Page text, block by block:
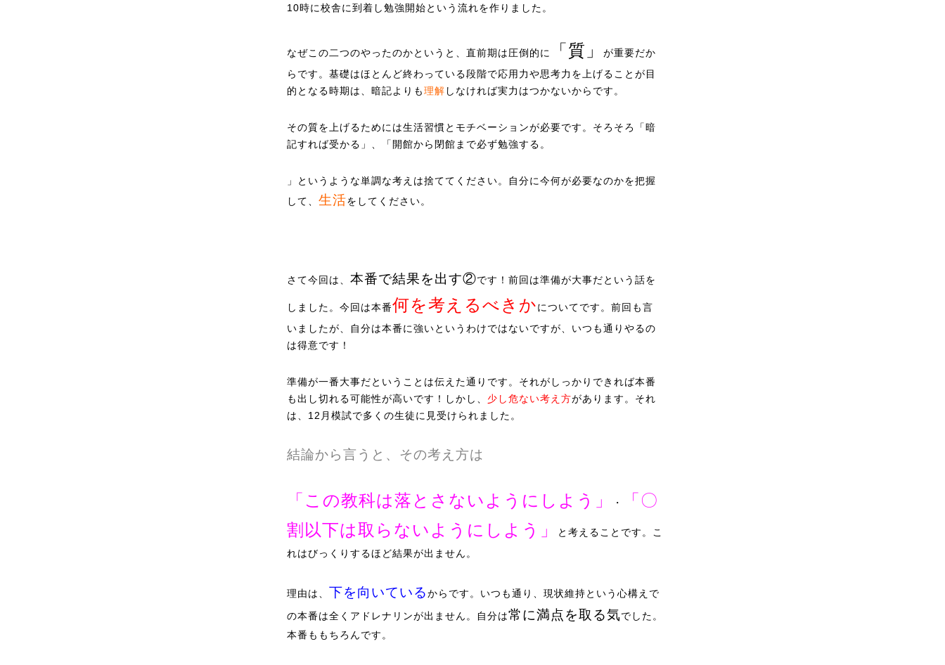
10時に校舎に到着し勉強開始という流れを作りました。
なぜこの二つのやったのかというと、直前期は圧倒的に 「質」
が重要だか
らです。基礎はほとんど終わっている段階で応用力や思考力を上げることが目
的となる時期は、暗記よりも理解 しなければ実力はつかないからです。
その質を上げるためには生活習慣とモチベーションが必要です。そろそろ「暗
記すれば受かる」、「開館から閉館まで必ず勉強する。
」というような単調な考えは捨ててください。自分に今何が必要なのかを把握
して、 生活をしてください。
さて今回は、 本番で結果を出す②です！前回は準備が大事だという話を
しました。今回は本番何を考えるべきかについてです。前回も言
いましたが、自分は本番に強いというわけではないですが、いつも通りやるの
は得意です！
準備が一番大事だということは伝えた通りです。それがしっかりできれば本番
も出し切れる可能性が高いです！しかし、 少し危ない考え方があります。それ
は、12月模試で多くの生徒に見受けられました。
結論から言うと、その考え方は
「この教科は落とさないようにしよう」 ・
「〇
割以下は取らないようにしよう」
と考えることです。こ
れはびっくりするほど結果が出ません。
理由は、 下を向いているからです。いつも通り、現状維持という心構えで
の本番は全くアドレナリンが出ません。自分は常に満点を取る気でした。
本番ももちろんです。